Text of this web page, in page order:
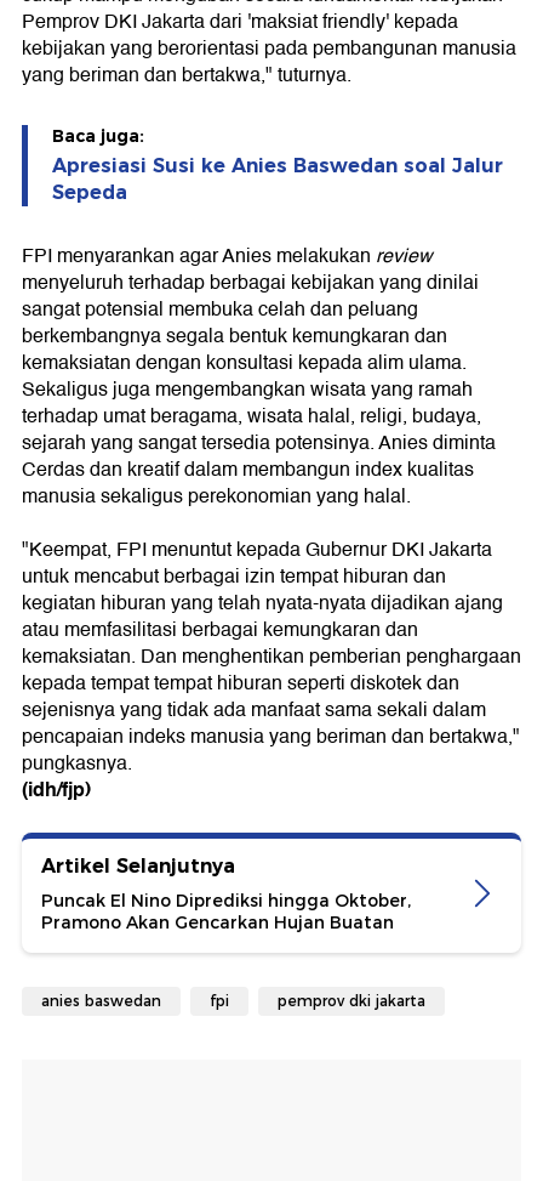
Pemprov DKI Jakarta dari 'maksiat friendly' kepada
kebijakan yang berorientasi pada pembangunan manusia
yang beriman dan bertakwa," tuturnya.
Baca juga:
Apresiasi Susi ke Anies Baswedan soal Jalur
Sepeda
FPI menyarankan agar Anies melakukan review
menyeluruh terhadap berbagai kebijakan yang dinilai
sangat potensial membuka celah dan peluang
berkembangnya segala bentuk kemungkaran dan
kemaksiatan dengan konsultasi kepada alim ulama.
Sekaligus juga mengembangkan wisata yang ramah
terhadap umat beragama, wisata halal, religi, budaya,
sejarah yang sangat tersedia potensinya. Anies diminta
Cerdas dan kreatif dalam membangun index kualitas
manusia sekaligus perekonomian yang halal.
"Keempat, FPI menuntut kepada Gubernur DKI Jakarta
untuk mencabut berbagai izin tempat hiburan dan
kegiatan hiburan yang telah nyata-nyata dijadikan ajang
atau memfasilitasi berbagai kemungkaran dan
kemaksiatan. Dan menghentikan pemberian penghargaan
kepada tempat tempat hiburan seperti diskotek dan
sejenisnya yang tidak ada manfaat sama sekali dalam
pencapaian indeks manusia yang beriman dan bertakwa,"
pungkasnya.
(idh/fjp)
Artikel Selanjutnya
Puncak El Nino Diprediksi hingga Oktober,
Pramono Akan Gencarkan Hujan Buatan
anies baswedan fpi pemprov dki jakarta